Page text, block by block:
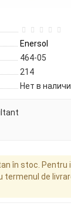
Enersol
464-05
214
Нет в
în stoc. Pentru
de